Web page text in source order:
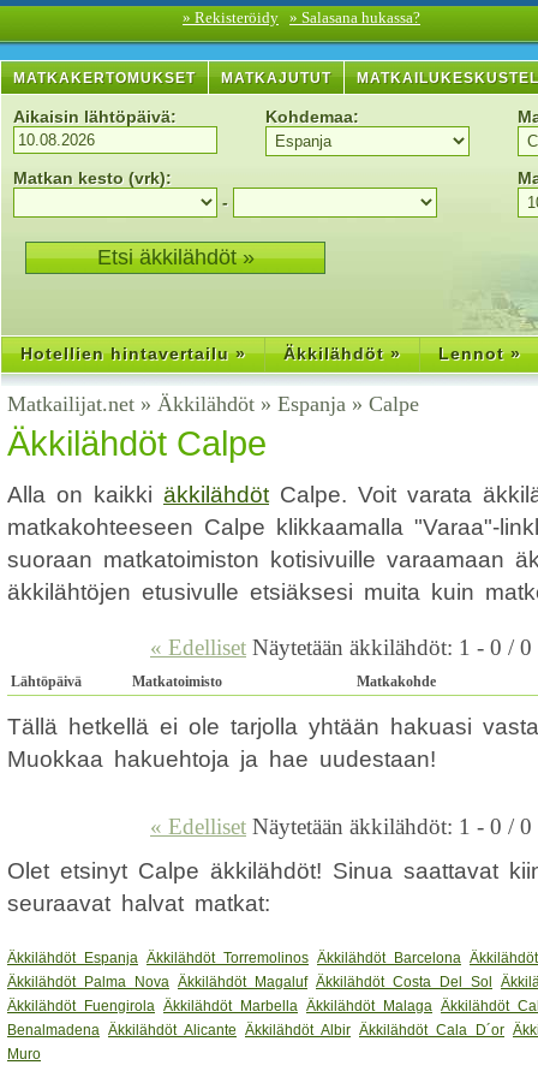
» Rekisteröidy » Salasana hukassa?
MATKAKERTOMUKSET MATKAJUTUT
Aikaisin lähtöpäivä: Kohdemaa:
Matkan kesto (vrk):
-
Hotellien hintavertailu » Äkkilähdöt » Lennot »
Matkailijat.net » Äkkilähdöt » Espanja » Calpe
Äkkilähdöt Calpe
Alla on kaikki äkkilähdöt Calpe. Voit varata
matkakohteeseen Calpe klikkaamalla "Varaa"-
suoraan matkatoimiston kotisivuille varaamaan
äkkilähtöjen etusivulle etsiäksesi muita kuin
« Edelliset Näytetään äkkilähdöt: 1 - 0 / 0
Lähtöpäivä Matkatoimisto Matkakohde
Tällä hetkellä ei ole tarjolla yhtään hakuasi
Muokkaa hakuehtoja ja hae uudestaan!
« Edelliset Näytetään äkkilähdöt: 1 - 0 / 0
Olet etsinyt Calpe äkkilähdöt! Sinua saattavat
seuraavat halvat matkat:
Äkkilähdöt Espanja Äkkilähdöt Torremolinos Äkkilähdöt Barcelona
Äkkilähdöt Palma Nova Äkkilähdöt Magaluf Äkkilähdöt Costa Del Sol
Äkkilähdöt Fuengirola Äkkilähdöt Marbella Äkkilähdöt Malaga Äkkilähdöt
Benalmadena Äkkilähdöt Alicante Äkkilähdöt Albir Äkkilähdöt Cala D´or
Muro